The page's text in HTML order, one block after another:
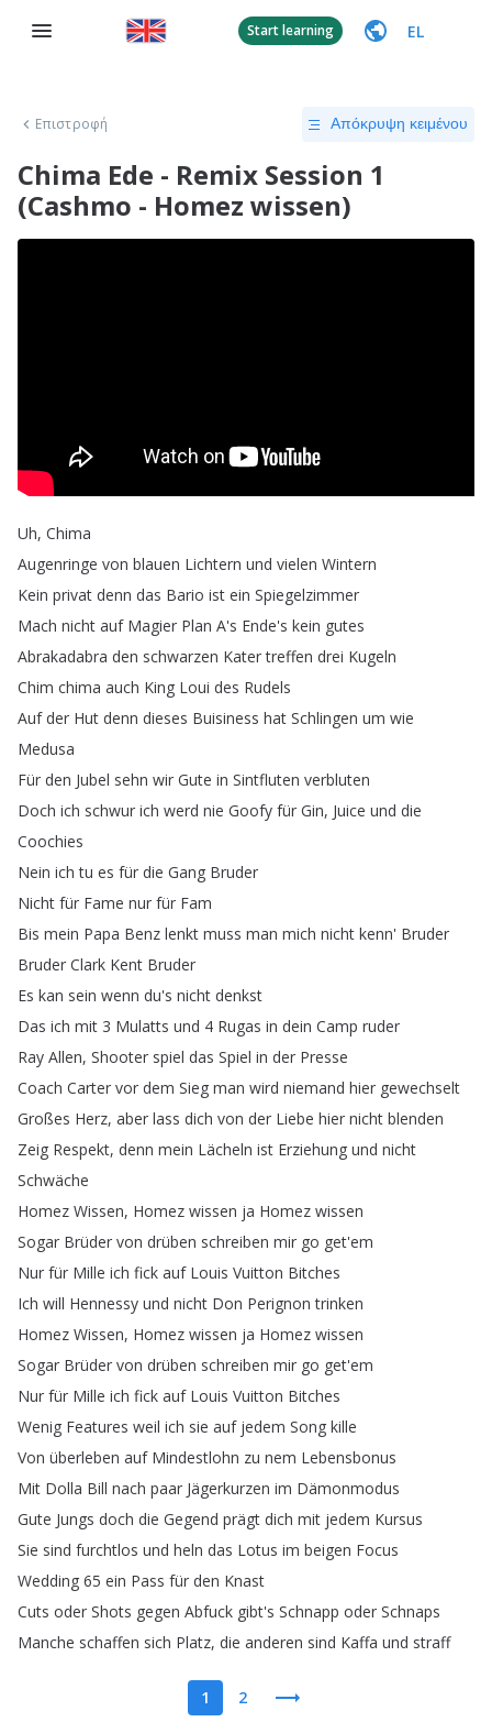
Start learning EL
Επιστροφή Απόκρυψη κειμένου
Chima Ede - Remix Session 1
(Cashmo - Homez wissen)
Uh, Chima
Augenringe von blauen Lichtern und vielen Wintern
Kein privat denn das Bario ist ein Spiegelzimmer
Mach nicht auf Magier Plan A's Ende's kein gutes
Abrakadabra den schwarzen Kater treffen drei Kugeln
Chim chima auch King Loui des Rudels
Auf der Hut denn dieses Buisiness hat Schlingen um wie
Medusa
Für den Jubel sehn wir Gute in Sintfluten verbluten
Doch ich schwur ich werd nie Goofy für Gin, Juice und die
Coochies
Nein ich tu es für die Gang Bruder
Nicht für Fame nur für Fam
Bis mein Papa Benz lenkt muss man mich nicht kenn' Bruder
Bruder Clark Kent Bruder
Es kan sein wenn du's nicht denkst
Das ich mit 3 Mulatts und 4 Rugas in dein Camp ruder
Ray Allen, Shooter spiel das Spiel in der Presse
Coach Carter vor dem Sieg man wird niemand hier gewechselt
Großes Herz, aber lass dich von der Liebe hier nicht blenden
Zeig Respekt, denn mein Lächeln ist Erziehung und nicht
Schwäche
Homez Wissen, Homez wissen ja Homez wissen
Sogar Brüder von drüben schreiben mir go get'em
Nur für Mille ich fick auf Louis Vuitton Bitches
Ich will Hennessy und nicht Don Perignon trinken
Homez Wissen, Homez wissen ja Homez wissen
Sogar Brüder von drüben schreiben mir go get'em
Nur für Mille ich fick auf Louis Vuitton Bitches
Wenig Features weil ich sie auf jedem Song kille
Von überleben auf Mindestlohn zu nem Lebensbonus
Mit Dolla Bill nach paar Jägerkurzen im Dämonmodus
Gute Jungs doch die Gegend prägt dich mit jedem Kursus
Sie sind furchtlos und heln das Lotus im beigen Focus
Wedding 65 ein Pass für den Knast
Cuts oder Shots gegen Abfuck gibt's Schnapp oder Schnaps
Manche schaffen sich Platz, die anderen sind Kaffa und straff
1 2